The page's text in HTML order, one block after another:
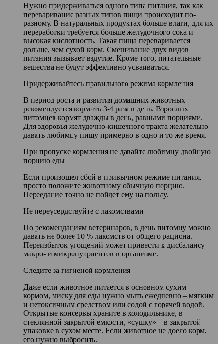
Нужно придерживаться одного типа питания, так как
переваривание разных типов пищи происходит по-
разному. В натуральных продуктах больше влаги, для их
переработки требуется больше желудочного сока и
высокая кислотность. Такая пища переваривается
дольше, чем сухой корм. Смешивание двух видов
питания вызывает вздутие. Кроме того, питательные
вещества не будут эффективно усваиваться.
Придерживайтесь правильного режима кормления
В период роста и развития домашних животных
рекомендуется кормить 3-4 раза в день. Взрослых
питомцев кормят дважды в день, равными порциями.
Для здоровья желудочно-кишечного тракта желательно
давать любимцу пищу примерно в одно и то же время.
При пропуске кормления не давайте любимцу двойную
порцию еды
Если произошел сбой в привычном режиме питания,
просто положите животному обычную порцию.
Переедание точно не пойдет ему на пользу.
Не переусердствуйте с лакомствами
По рекомендациям ветеринаров, в день питомцу можно
давать не более 10 % лакомств от общего рациона.
Переизбыток угощений может привести к дисбалансу
макро- и микронутриентов в организме.
Следите за гигиеной кормления
Даже если животное питается в основном сухим
кормом, миску для еды нужно мыть ежедневно – мягким
и нетоксичным средством или содой с горячей водой.
Открытые консервы храните в холодильнике, в
стеклянной закрытой емкости, «сушку» – в закрытой
упаковке в сухом месте. Если животное не доело корм,
его нужно выбросить.